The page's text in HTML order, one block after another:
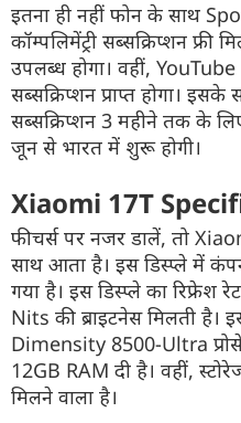
इतना ही नहीं फोन के साथ
कॉम्पलिमेंट्री सब्सक्रिप्शन
उपलब्ध होगा। वहीं,
सब्सक्रिप्शन प्राप्त होगा।
सब्सक्रिप्शन 3 महीने तक के
जून से भारत में शुरू होगी।
Xiaomi 17T
फीचर्स पर नजर डालें, तो
साथ आता है। इस डिस्प्ले में
गया है। इस डिस्प्ले का रिफ्रेश
Nits की ब्राइटनेस मिलती
Dimensity 8500-Ultra
12GB RAM दी है। वहीं,
मिलने वाला है।